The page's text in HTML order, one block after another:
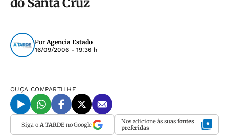
PorAgencia Estado
16/09/2006 - 19:36 h
OUÇA COMPARTILHE
Siga o A TARDEno Google Nos adicione às suas fontes
preferidas